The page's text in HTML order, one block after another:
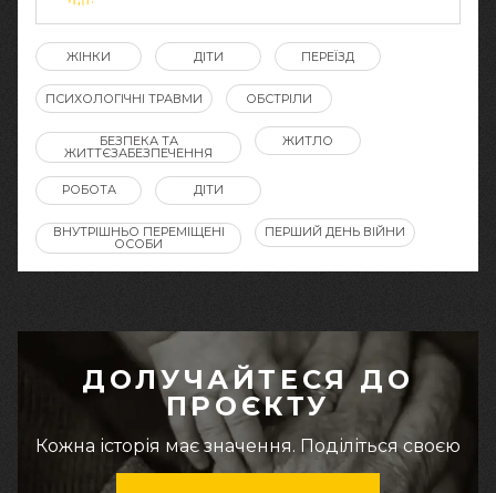
ЖІНКИ ДІТИ ПЕРЕЇЗД
ПСИХОЛОГІЧНІ ТРАВМИ ОБСТРІЛИ
БЕЗПЕКА ТА
ЖИТТЄЗАБЕЗПЕЧЕННЯ
ЖИТЛО
РОБОТА ДІТИ
ВНУТРІШНЬО ПЕРЕМІЩЕНІ
ОСОБИ
ПЕРШИЙ ДЕНЬ ВІЙНИ
ДОЛУЧАЙТЕСЯ ДО
ПРОЄКТУ
Кожна історія має значення. Поділіться своєю